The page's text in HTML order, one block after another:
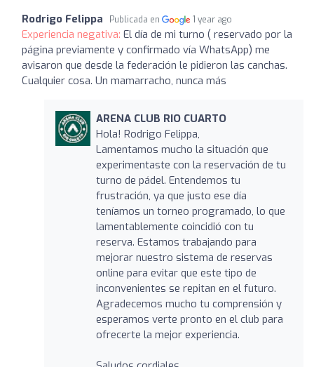
Rodrigo Felippa Publicada en 1 year ago
Experiencia negativa: El día de mi turno ( reservado por la
página previamente y confirmado vía WhatsApp) me
avisaron que desde la federación le pidieron las canchas.
Cualquier cosa. Un mamarracho, nunca más
ARENA CLUB RIO CUARTO
Hola! Rodrigo Felippa,
Lamentamos mucho la situación que
experimentaste con la reservación de tu
turno de pádel. Entendemos tu
frustración, ya que justo ese día
teníamos un torneo programado, lo que
lamentablemente coincidió con tu
reserva. Estamos trabajando para
mejorar nuestro sistema de reservas
online para evitar que este tipo de
inconvenientes se repitan en el futuro.
Agradecemos mucho tu comprensión y
esperamos verte pronto en el club para
ofrecerte la mejor experiencia.